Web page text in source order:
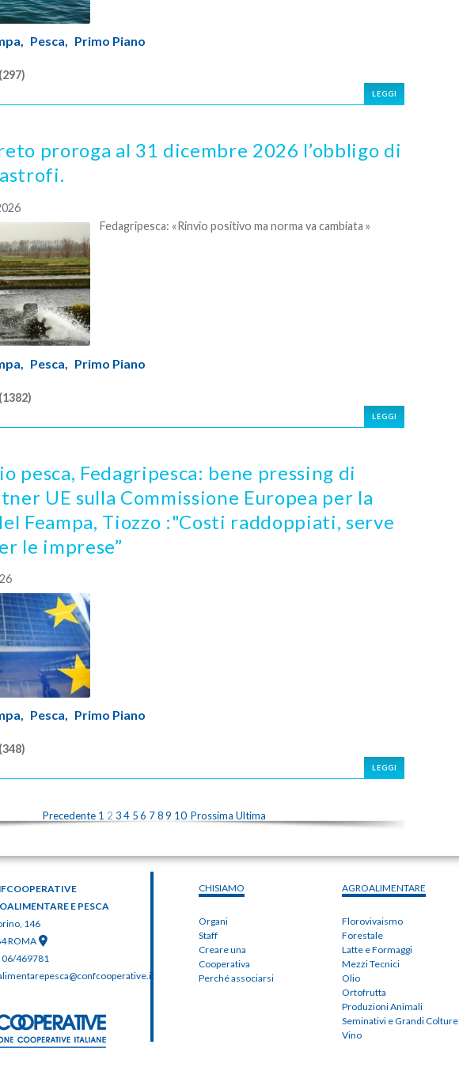
Pesca, Primo Piano
(297)
LEGGI
proroga al 31 dicembre 2026 l’obbligo di
Fedagripesca: «Rinvio positivo ma norma va cambiata »
Pesca, Primo Piano
(1382)
LEGGI
pesca, Fedagripesca: bene pressing di
UE sulla Commissione Europea per la
Feampa, Tiozzo :"Costi raddoppiati, serve
le imprese”
Pesca, Primo Piano
(348)
LEGGI
Precedente 1 2 34 5 6 789 10 Prossima Ultima
E PESCA
146
ROMA
06/469781
CHISIAMO
Organi
Staff
Creare una
Cooperativa
Perché associarsi
AGROALIMENTARE
Florovivaismo
Forestale
Latte e Formaggi
Mezzi Tecnici
Olio
Ortofrutta
Produzioni Animali
Seminativi e Grandi Colture
Vino